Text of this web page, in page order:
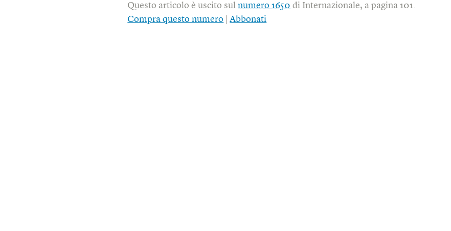
Questo articolo è uscito sulnumero 1650 di Internazionale, a pagina 101.
Compra questo numero |Abbonati